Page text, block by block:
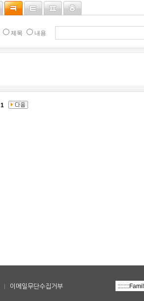
제목 내용
1
이메일무단수집거부